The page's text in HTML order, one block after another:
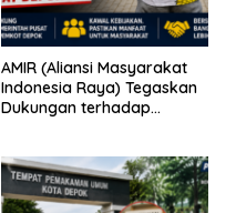
AMIR (Aliansi Masyarakat
Indonesia Raya) Tegaskan
Dukungan terhadap